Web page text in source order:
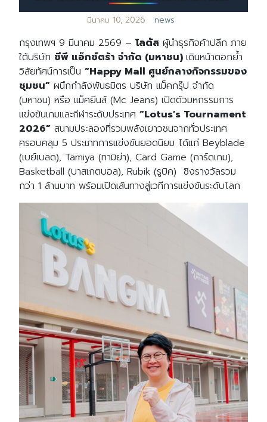
มีนาคม 10, 2026 news
กรุงเทพฯ 9 มีนาคม 2569 – โลตัส ผู้นำธุรกิจค้าปลีก ภาย
ใต้บริษัท ซีพี แอ็กซ์ตร้า จำกัด (มหาชน) เดินหน้าตอกย้ำ
วิสัยทัศน์การเป็น “Happy Mall ศูนย์กลางกิจกรรมของ
ชุมชน” ผนึกกำลังพันธมิตร บริษัท แม็คกรุ๊ป จำกัด
(มหาชน) หรือ แม็คยีนส์ (Mc Jeans) เปิดตัวมหกรรมการ
แข่งขันเกมและกีฬาระดับประเทศ “Lotus’s Tournament
2026” สนามประลองที่รวมพลังเยาวชนจากทั่วประเทศ
ครอบคลุม 5 ประเภทการแข่งขันยอดนิยม ได้แก่ Beyblade
(เบย์เบลด), Tamiya (ทามิย่า), Card Game (การ์ดเกม),
Basketball (บาสเกตบอล), Rubik (รูบิค) ชิงรางวัลรวม
กว่า 1 ล้านบาท พร้อมเปิดเส้นทางสู่เวทีการแข่งขันระดับโลก